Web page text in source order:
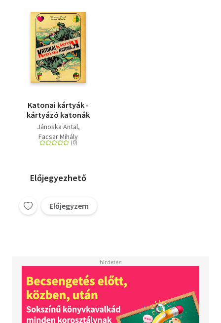
Katonai kártyák -
kártyázó katonák
Jánoska Antal
Facsar Mihály
Előjegyezhető
Előjegyzem